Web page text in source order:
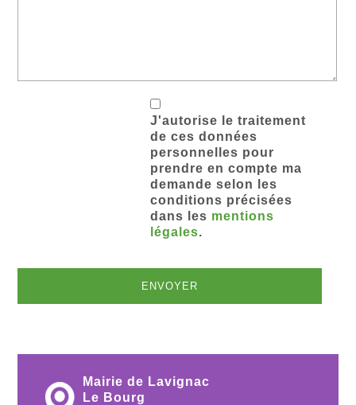
J'autorise le traitement
de ces données
personnelles pour
prendre en compte ma
demande selon les
conditions précisées
dans les mentions
légales.
Mairie de Lavignac
Le Bourg